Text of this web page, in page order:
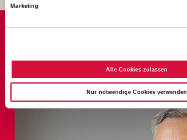
Marketing
Alle Cookies zulassen
Nur notwendige Cookies verwenden
PRESSEARBEIT